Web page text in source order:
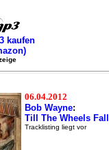
kaufen
06.04.2012
Bob Wayne:
Till The Wheels
Tracklisting liegt vor